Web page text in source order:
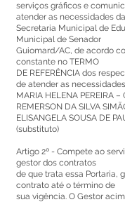
serviços gráficos e
atender as necessidades da
Secretaria Municipal de
Municipal de Senador
Guiomard/AC, de acordo
constante no TERMO
DE REFERÊNCIA dos
de atender as necessidades
MARIA HELENA PEREIRA –
REMERSON DA SILVA
ELISANGELA SOUSA DE
(substituto)
Artigo 2º - Compete ao
gestor dos contratos
de que trata essa Portaria,
contrato até o término de
sua vigência. O Gestor